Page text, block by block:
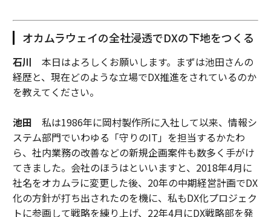
オカムラウェイの全社浸透でDXの下地をつくる
石川 本日はよろしくお願いします。まずは池田さんの
経歴と、現在どのような立場でDX推進をされているのか
を教えてください。
池田 私は1986年に岡村製作所に入社して以来、情報シ
ステム部門でいわゆる「守りのIT」を担当するかたわ
ら、社内業務の改善などの新規企画案件も数多く手がけ
てきました。会社のほうはといいますと、2018年4月に
社名をオカムラに変更した後、20年の中期経営計画でDX
化の方針が打ち出されたのを機に、私もDX化プロジェク
トに参画して戦略を練り上げ、22年4月にDX戦略部を発